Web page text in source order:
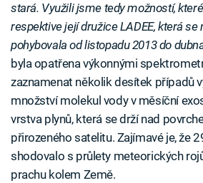
stará. Využili jsme tedy možností,
respektive její družice LADEE, která
pohybovala od listopadu 2013 do
byla opatřena výkonnými
zaznamenat několik desítek případů
množství molekul vody v měsíční
vrstva plynů, která se drží nad
přirozeného satelitu. Zajímavé je, že
shodovalo s průlety meteorických
prachu kolem Země.